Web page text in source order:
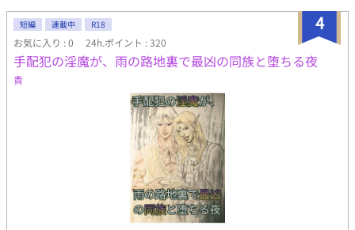
岐に渡る予定。 殺人や誘拐を始めとする犯罪や、宗教、政治的謀
略、戦争、同意のない性行為、同意の上での性行為、複数での性
行為の記述が少なくない内容になりそう。 書くのに必死なので、
項目ごとの注意喚起はしない予定。 剣や魔法がある異世界ファン
タジー。呪い、神、聖獣、神獣、獣人、精霊、妖精、お化けなど
何でもあり。 異世界人の扱いに慎重な世界。 話が進むに連れて、
色々解明したり、新しく問題が起きたりして、展開していく。
4
短編 連載中 R18
お気に入り : 0 24h.ポイント : 320
手配犯の淫魔が、雨の路地裏で最凶の同族と堕ちる夜
貴